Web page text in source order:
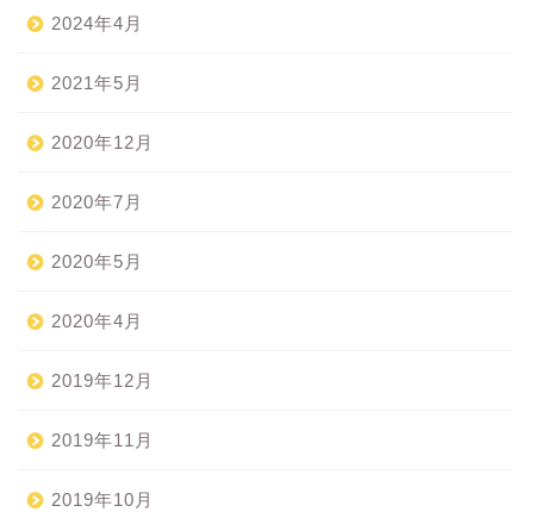
2024年4月
2021年5月
2020年12月
2020年7月
2020年5月
2020年4月
2019年12月
2019年11月
2019年10月